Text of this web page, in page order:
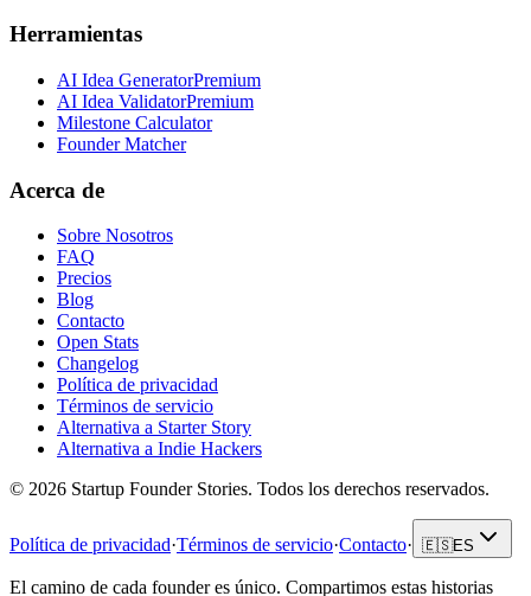
Herramientas
AI Idea GeneratorPremium
AI Idea ValidatorPremium
Milestone Calculator
Founder Matcher
Acerca de
Sobre Nosotros
FAQ
Precios
Blog
Contacto
Open Stats
Changelog
Política de privacidad
Términos de servicio
Alternativa a Starter Story
Alternativa a Indie Hackers
© 2026 Startup Founder Stories. Todos los derechos reservados.
Política de privacidad·Términos de servicio·Contacto· 🇪🇸ES
El camino de cada founder es único. Compartimos estas historias